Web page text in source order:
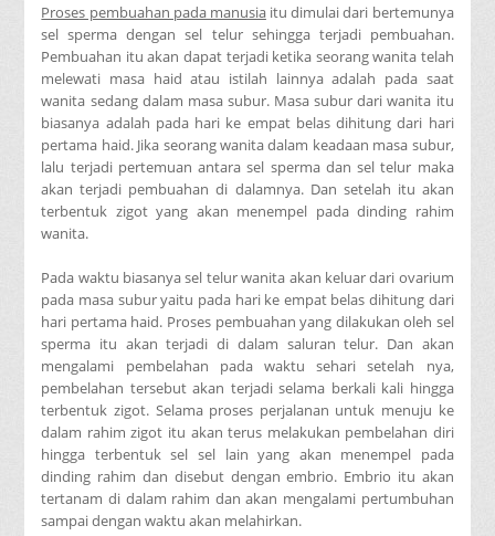
Proses pembuahan pada manusiaitu dimulai dari bertemunya
sel sperma dengan sel telur sehingga terjadi pembuahan.
Pembuahan itu akan dapat terjadi ketika seorang wanita telah
melewati masa haid atau istilah lainnya adalah pada saat
wanita sedang dalam masa subur. Masa subur dari wanita itu
biasanya adalah pada hari ke empat belas dihitung dari hari
pertama haid. Jika seorang wanita dalam keadaan masa subur,
lalu terjadi pertemuan antara sel sperma dan sel telur maka
akan terjadi pembuahan di dalamnya. Dan setelah itu akan
terbentuk zigot yang akan menempel pada dinding rahim
wanita.
Pada waktu biasanya sel telur wanita akan keluar dari ovarium
pada masa subur yaitu pada hari ke empat belas dihitung dari
hari pertama haid. Proses pembuahan yang dilakukan oleh sel
sperma itu akan terjadi di dalam saluran telur. Dan akan
mengalami pembelahan pada waktu sehari setelah nya,
pembelahan tersebut akan terjadi selama berkali kali hingga
terbentuk zigot. Selama proses perjalanan untuk menuju ke
dalam rahim zigot itu akan terus melakukan pembelahan diri
hingga terbentuk sel sel lain yang akan menempel pada
dinding rahim dan disebut dengan embrio. Embrio itu akan
tertanam di dalam rahim dan akan mengalami pertumbuhan
sampai dengan waktu akan melahirkan.